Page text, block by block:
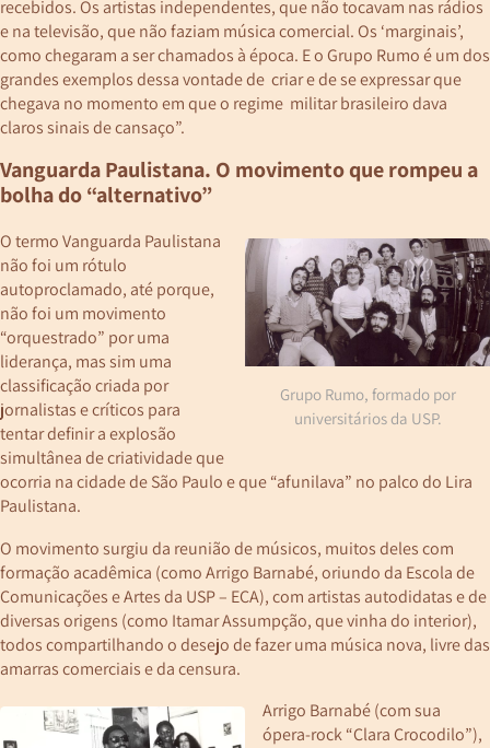
recebidos. Os artistas independentes, que não tocavam nas rádios
e na televisão, que não faziam música comercial. Os ‘marginais’,
como chegaram a ser chamados à época. E o Grupo Rumo é um dos
grandes exemplos dessa vontade de criar e de se expressar que
chegava no momento em que o regime militar brasileiro dava
claros sinais de cansaço”.
Vanguarda Paulistana. O movimento que rompeu a
bolha do “alternativo”
Grupo Rumo, formado por
universitários da USP.
O termo Vanguarda Paulistana
não foi um rótulo
autoproclamado, até porque,
não foi um movimento
“orquestrado” por uma
liderança, mas sim uma
classificação criada por
jornalistas e críticos para
tentar definir a explosão
simultânea de criatividade que
ocorria na cidade de São Paulo e que “afunilava” no palco do Lira
Paulistana.
O movimento surgiu da reunião de músicos, muitos deles com
formação acadêmica (como Arrigo Barnabé, oriundo da Escola de
Comunicações e Artes da USP – ECA), com artistas autodidatas e de
diversas origens (como Itamar Assumpção, que vinha do interior),
todos compartilhando o desejo de fazer uma música nova, livre das
amarras comerciais e da censura.
Arrigo Barnabé (com sua
ópera-rock “Clara Crocodilo”),